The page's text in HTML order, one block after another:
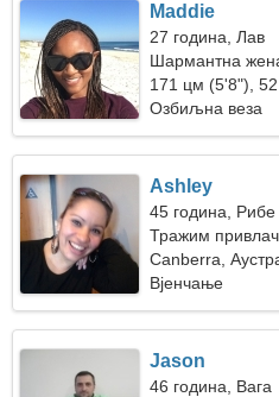
Maddie
27 година, Лав
Шармантна жена
171 цм (5'8"), 52
Озбиљна веза
Ashley
45 година, Рибе
Тражим
Canberra,
Вјенчање
Jason
46 година, Вага